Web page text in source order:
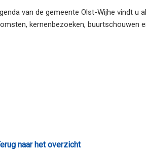
van de gemeente Olst-Wijhe vindt u
kernenbezoeken, buurtschouwen
naar het overzicht